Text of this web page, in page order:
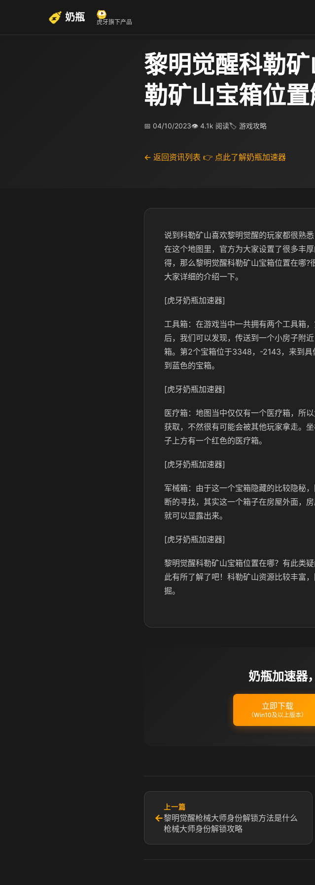
奶瓶 虎牙旗下产品
黎明觉醒科勒
勒矿山宝箱位
📅 04/10/2023👁 4.1k 阅读🏷 游戏攻略
← 返回资讯列表 👉 点此了解奶瓶加速器
说到科勒矿山喜欢黎明觉醒的玩家都很熟
在这个地图里，官方为大家设置了很多丰
得，那么黎明觉醒科勒矿山宝箱位置在哪
大家详细的介绍一下。
[虎牙奶瓶加速器]
工具箱：在游戏当中一共拥有两个工具箱
后，我们可以发现，传送到一个小房子附
箱。第2个宝箱位于3348，-2143，来到
到蓝色的宝箱。
[虎牙奶瓶加速器]
医疗箱：地图当中仅仅有一个医疗箱，所
获取，不然很有可能会被其他玩家拿走。
子上方有一个红色的医疗箱。
[虎牙奶瓶加速器]
军械箱：由于这一个宝箱隐藏的比较隐秘
断的寻找，其实这一个箱子在房屋外面，
就可以显露出来。
[虎牙奶瓶加速器]
黎明觉醒科勒矿山宝箱位置在哪？有此类
此有所了解了吧！科勒矿山资源比较丰富
掘。
奶瓶加速器
立即下载
（Win10及以上版本）
←
上一篇
黎明觉醒枪械大师身份解锁方法是什么
枪械大师身份解锁攻略